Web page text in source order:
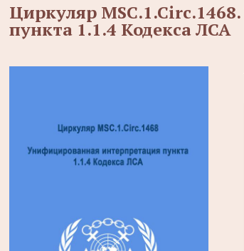
Циркуляр
пункта 1.1.4 Кодекса ЛСА